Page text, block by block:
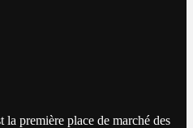
la première place de marché des